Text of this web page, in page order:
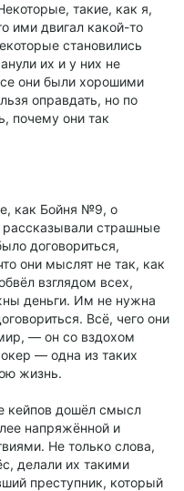
такие, как я,
ими двигал какой-то
становились
их и у них не
они были хорошими
оправдать, но по
почему они так
как Бойня №9, о
страшные
договориться,
они мыслят не так, как
взглядом всех,
деньги. Им не нужна
Всё, чего они
— он со вздохом
— одна из таких
жизнь.
кейпов дошёл смысл
напряжённой и
Не только слова,
делали их такими
преступник, который